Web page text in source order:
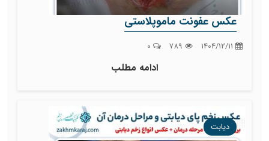
عکس عفونت ماموپلاستی
ادامه مطلب
دیابت